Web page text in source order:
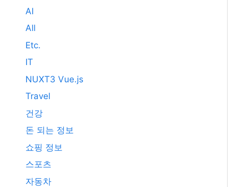
AI
All
Etc.
IT
NUXT3 Vue.js
Travel
건강
돈 되는 정보
쇼핑 정보
스포츠
자동차